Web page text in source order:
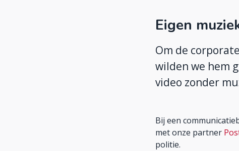
Eigen
Om de
wilden we hem
video zonder
Bij een
met onze partner
politie.